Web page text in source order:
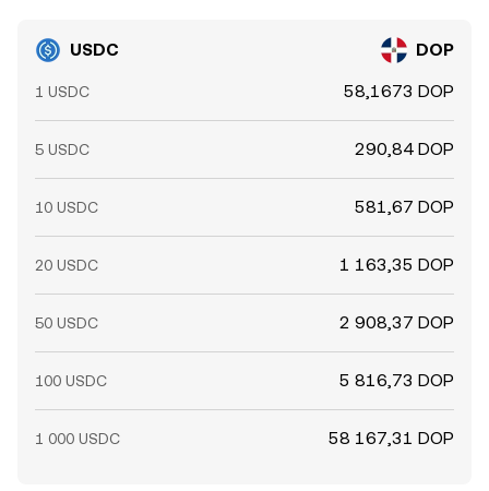
фондирования по perpetual‑контрактам, расчет и
экспирации опционов, маржинальные требования в
USDC, перемещения «китов» между биржами и
кошельками — способны краткосрочно менять
дисбаланс спроса и предложения. Все это
USDC DOP
1 USDC 58,1673 DOP
5 USDC 290,84 DOP
10 USDC 581,67 DOP
20 USDC 1 163,35 DOP
50 USDC 2 908,37 DOP
100 USDC 5 816,73 DOP
1 000 USDC 58 167,31 DOP